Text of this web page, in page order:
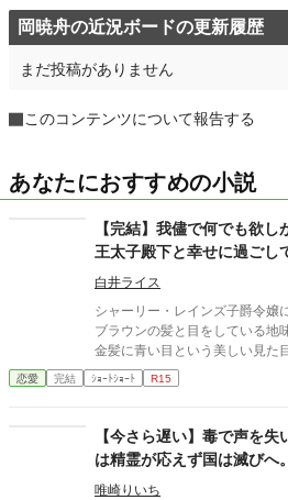
岡暁舟の近況ボードの更新履歴
まだ投稿がありません
このコンテンツについて報告する
あなたにおすすめの小説
【完結】我儘で何でも欲
王太子殿下と幸せに過ごし
に。
白井ライス
シャーリー・レインズ子爵令嬢
ブラウンの髪と目をしている地
金髪に青い目という美しい見た
体が弱く両親はいつもラウラを
た今でも変わらなかった。 その
婚約者ジェイク・カールソン
彼の子を宿してーー
恋愛 完結 ｼｮｰﾄｼｮｰﾄ R15
【今さら遅い】毒で声を
は精霊が応えず国は滅びへ
る私に、今さら縋ってきて
唯崎りいち